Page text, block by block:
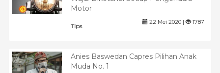
Motor
Tips
22 Mei 2020 | 1787
Anies Baswedan Capres Pilihan Anak
Muda No. 1